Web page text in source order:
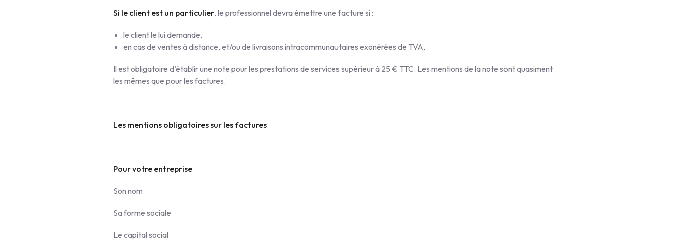
Si le client est un particulier, le professionnel devra émettre une facture si :
le client le lui demande,
en cas de ventes à distance, et/ou de livraisons intracommunautaires exonérées de TVA,
Il est obligatoire d’établir une note pour les prestations de services supérieur à 25 € TTC. Les mentions de la note sont quasiment
les mêmes que pour les factures.
Les mentions obligatoires sur les factures
Pour votre entreprise
Son nom
Sa forme sociale
Le capital social